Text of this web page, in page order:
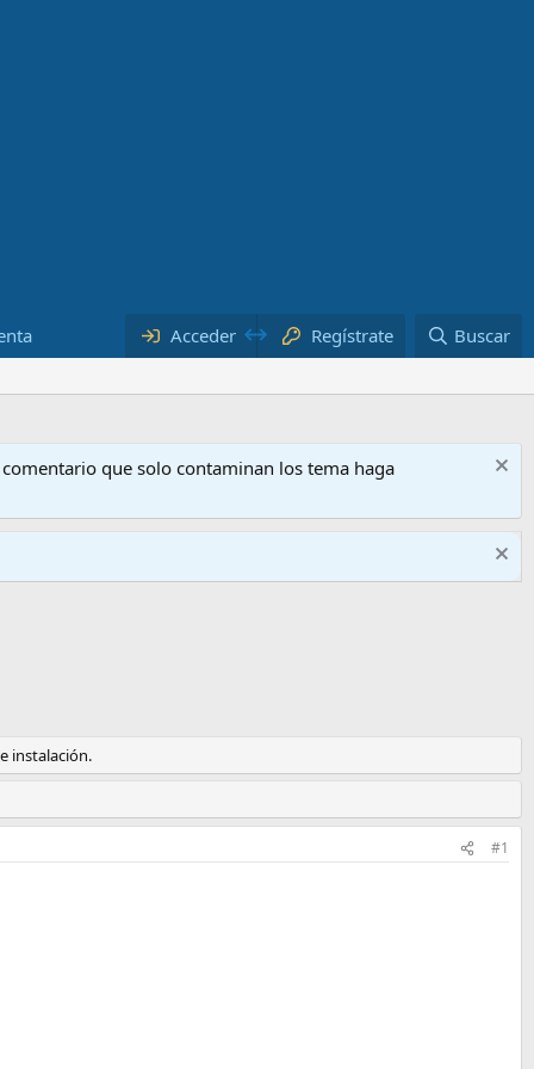
Acceder Regístrate Buscar
que solo contaminan los tema haga
instalación.
#1